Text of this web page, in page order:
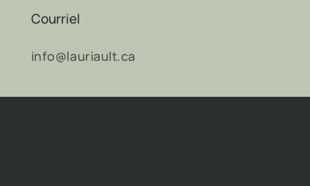
Courriel
info@lauriault.ca